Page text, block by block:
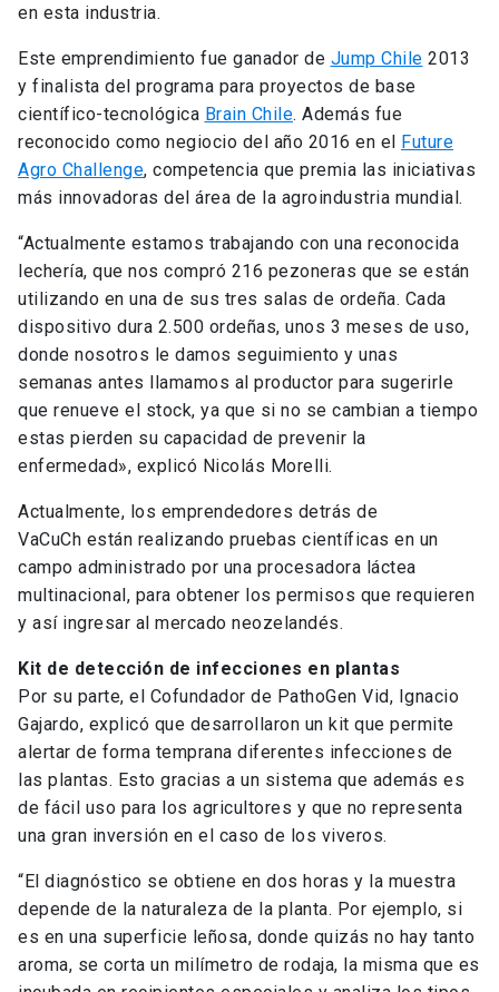
en esta industria.
Este emprendimiento fue ganador de Jump Chile 2013
y finalista del programa para proyectos de base
científico-tecnológica Brain Chile. Además fue
reconocido como negiocio del año 2016 en el Future
Agro Challenge, competencia que premia las iniciativas
más innovadoras del área de la agroindustria mundial.
“Actualmente estamos trabajando con una reconocida
lechería, que nos compró 216 pezoneras que se están
utilizando en una de sus tres salas de ordeña. Cada
dispositivo dura 2.500 ordeñas, unos 3 meses de uso,
donde nosotros le damos seguimiento y unas
semanas antes llamamos al productor para sugerirle
que renueve el stock, ya que si no se cambian a tiempo
estas pierden su capacidad de prevenir la
enfermedad», explicó Nicolás Morelli.
Actualmente, los emprendedores detrás de
VaCuCh están realizando pruebas científicas en un
campo administrado por una procesadora láctea
multinacional, para obtener los permisos que requieren
y así ingresar al mercado neozelandés.
Kit de detección de infecciones en plantas
Por su parte, el Cofundador de PathoGen Vid, Ignacio
Gajardo, explicó que desarrollaron un kit que permite
alertar de forma temprana diferentes infecciones de
las plantas. Esto gracias a un sistema que además es
de fácil uso para los agricultores y que no representa
una gran inversión en el caso de los viveros.
“El diagnóstico se obtiene en dos horas y la muestra
depende de la naturaleza de la planta. Por ejemplo, si
es en una superficie leñosa, donde quizás no hay tanto
aroma, se corta un milímetro de rodaja, la misma que es